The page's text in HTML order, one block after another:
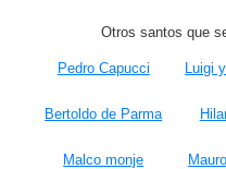
Otros santos que
Pedro Capucci Luigi
Bertoldo de Parma
Malco monje